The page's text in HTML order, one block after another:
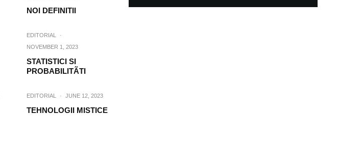
NOI DEFINITII
EDITORIAL
·
NOVEMBER 1, 2023
STATISTICI SI
PROBABILITÃTI
EDITORIAL · JUNE 12, 2023
TEHNOLOGII MISTICE